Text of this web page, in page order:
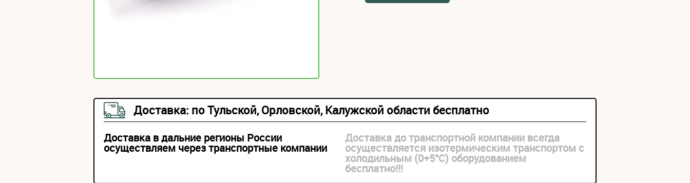
Доставка: по Тульской, Орловской, Калужской области бесплатно
Доставка в дальние регионы России
осуществляем через транспортные компании
Доставка до транспортной компании всегда
осуществляется изотермическим транспортом с
холодильным (0+5°С) оборудованием
бесплатно!!!